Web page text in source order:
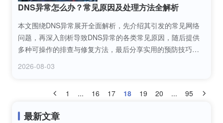
DNS异常怎么办？常见原因及处理方法全解析
本文围绕DNS异常展开全面解析，先介绍其引发的常见网络
问题，再深入剖析导致DNS异常的各类常见原因，随后提供
多种可操作的排查与修复方法，最后分享实用的预防技巧，
2026-08-03
1 ... 16 17 18 19 20 ... 95
最新文章